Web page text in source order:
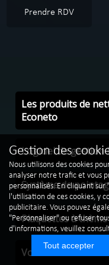
Gestion des
Nous utilisons des cookies
analyser notre trafic et vous
personnalisés. En cliquant
l'utilisation de ces cookies, y
publicitaire. Vous pouvez
"Personnaliser" ou refuser
d'informations, veuillez
Tout accepter
Prendre RDV
Les produits de
Econeto
Logiciel de gestion
Système de
Plaquettes à
Vos véhicules de